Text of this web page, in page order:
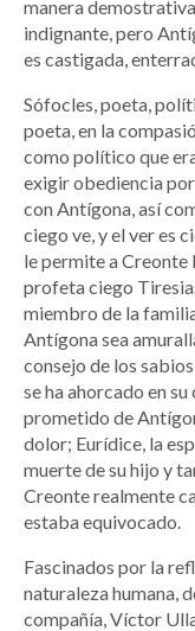
manera
indignante, pero
es castigada,
Sófocles, poeta,
poeta, en la
como político que
exigir obediencia
con Antígona, así
ciego ve, y el ver es
le permite a Creonte
profeta ciego
miembro de la
Antígona sea
consejo de los
se ha ahorcado en
prometido de
dolor; Eurídice, la
muerte de su hijo y
Creonte realmente
estaba equivocado.
Fascinados por la
naturaleza humana,
compañía, Víctor